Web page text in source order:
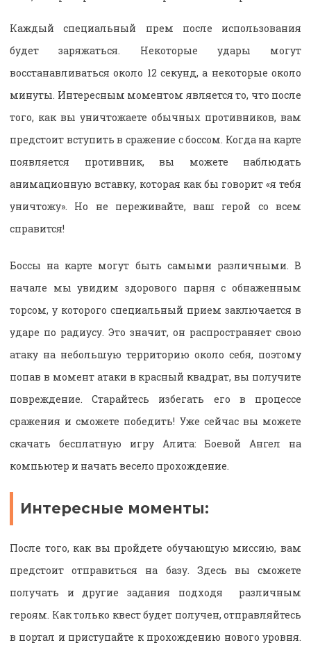
Каждый специальный прем после использования
будет заряжаться. Некоторые удары могут
восстанавливаться около 12 секунд, а некоторые около
минуты. Интересным моментом является то, что после
того, как вы уничтожаете обычных противников, вам
предстоит вступить в сражение с боссом. Когда на карте
появляется противник, вы можете наблюдать
анимационную вставку, которая как бы говорит «я тебя
уничтожу». Но не переживайте, ваш герой со всем
справится!
Боссы на карте могут быть самыми различными. В
начале мы увидим здорового парня с обнаженным
торсом, у которого специальный прием заключается в
ударе по радиусу. Это значит, он распространяет свою
атаку на небольшую территорию около себя, поэтому
попав в момент атаки в красный квадрат, вы получите
повреждение. Старайтесь избегать его в процессе
сражения и сможете победить! Уже сейчас вы можете
скачать бесплатную игру Алита: Боевой Ангел на
компьютер и начать весело прохождение.
Интересные моменты:
После того, как вы пройдете обучающую миссию, вам
предстоит отправиться на базу. Здесь вы сможете
получать и другие задания подходя различным
героям. Как только квест будет получен, отправляйтесь
в портал и приступайте к прохождению нового уровня.